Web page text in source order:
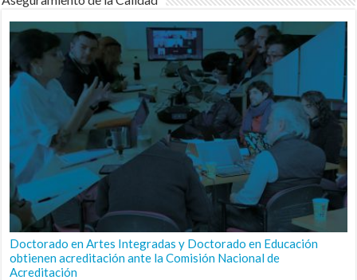
Doctorado en Artes Integradas y Doctorado en Educación
obtienen acreditación ante la Comisión Nacional de
Acreditación